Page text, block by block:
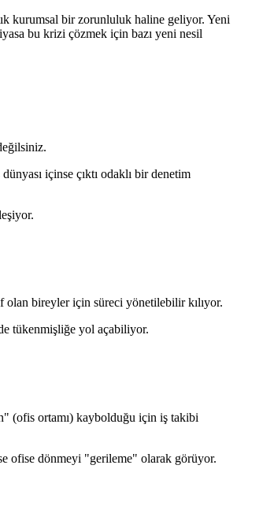
kurumsal bir zorunluluk haline geliyor. Yeni
bu krizi çözmek için bazı yeni nesil
içinse çıktı odaklı bir denetim
olan bireyler için süreci yönetilebilir kılıyor.
tükenmişliğe yol açabiliyor.
(ofis ortamı) kaybolduğu için iş takibi
ofise dönmeyi "gerileme" olarak görüyor.